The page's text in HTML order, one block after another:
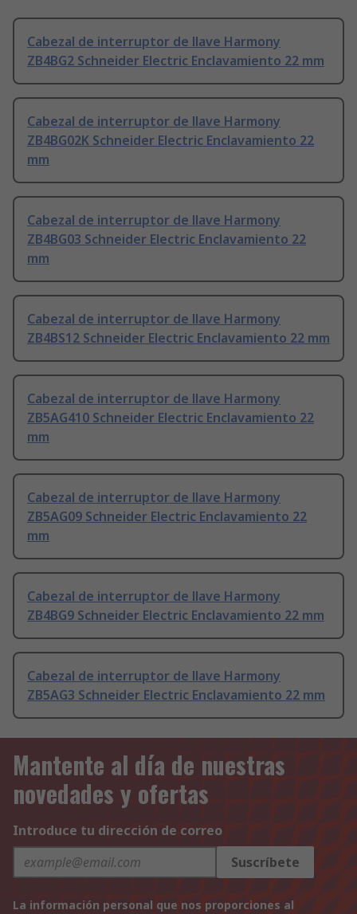
Cabezal de interruptor de llave Harmony
ZB4BG2 Schneider Electric Enclavamiento 22 mm
Cabezal de interruptor de llave Harmony
ZB4BG02K Schneider Electric Enclavamiento 22
mm
Cabezal de interruptor de llave Harmony
ZB4BG03 Schneider Electric Enclavamiento 22
mm
Cabezal de interruptor de llave Harmony
ZB4BS12 Schneider Electric Enclavamiento 22 mm
Cabezal de interruptor de llave Harmony
ZB5AG410 Schneider Electric Enclavamiento 22
mm
Cabezal de interruptor de llave Harmony
ZB5AG09 Schneider Electric Enclavamiento 22
mm
Cabezal de interruptor de llave Harmony
ZB4BG9 Schneider Electric Enclavamiento 22 mm
Cabezal de interruptor de llave Harmony
ZB5AG3 Schneider Electric Enclavamiento 22 mm
Mantente al día de nuestras
novedades y ofertas
Introduce tu dirección de correo
Suscríbete
La información personal que nos proporciones al